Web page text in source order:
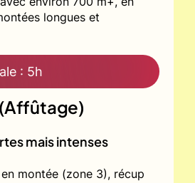
longues et
: 5h
mais intenses
montée (zone 3), récup